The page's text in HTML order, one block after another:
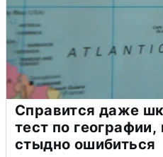
Справится даже
тест по
стыдно ошибиться